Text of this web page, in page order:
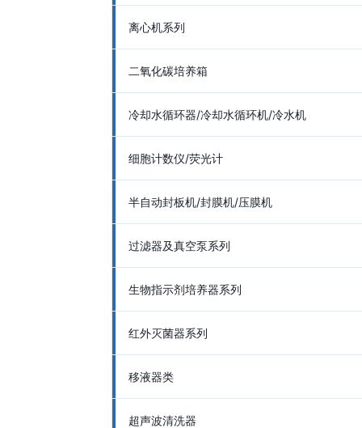
离心机系列
二氧化碳培养箱
冷却水循环器/冷却水循环机/冷水机
细胞计数仪/荧光计
半自动封板机/封膜机/压膜机
过滤器及真空泵系列
生物指示剂培养器系列
红外灭菌器系列
移液器类
超声波清洗器